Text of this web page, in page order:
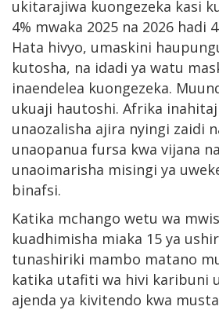
ukitarajiwa kuongezeka kasi
4% mwaka 2025 na 2026 hadi
Hata hivyo, umaskini
kutosha, na idadi ya watu
inaendelea kuongezeka.
ukuaji hautoshi. Afrika
unaozalisha ajira nyingi zaidi
unaopanua fursa kwa vijana
unaoimarisha misingi ya
binafsi.
Katika mchango wetu wa
kuadhimisha miaka 15 ya
tunashiriki mambo matano
katika utafiti wa hivi karibuni
ajenda ya kivitendo kwa